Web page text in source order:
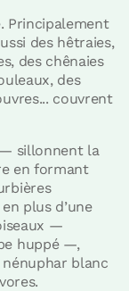
Principalement
des hêtraies,
des chênaies
des
couvrent
sillonnent la
en formant
plus d’une
—
huppé —,
blanc